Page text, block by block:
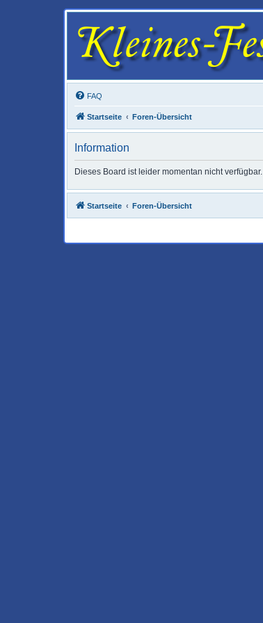
FAQ
Startseite Foren-Übersicht
Information
Dieses Board ist leider momentan nicht verfügbar.
Startseite Foren-Übersicht